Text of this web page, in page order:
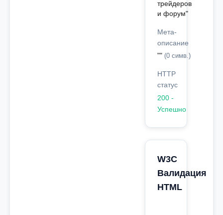
трейдеров
и форум"
Мета-
описание
"" (0 симв.)
HTTP
статус
200 -
Успешно
W3C
Валидация
HTML